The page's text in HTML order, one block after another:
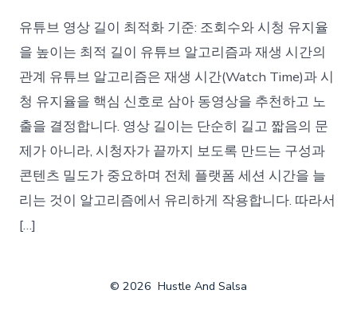
브
영
상
길
이
최
적
화
기
준
유튜브 영상 길이 최적화 기준: 조회수와 시청 유지율
을 높이는 최적 길이 유튜브 알고리즘과 재생 시간의
관계 유튜브 알고리즘은 재생 시간(Watch Time)과 시
청 유지율을 핵심 신호로 삼아 동영상을 추천하고 노
출을 결정합니다. 영상 길이는 단순히 길고 짧음의 문
제가 아니라, 시청자가 끝까지 보도록 만드는 구성과
콘텐츠 밀도가 중요하며 전체 플랫폼 세션 시간을 늘
리는 것이 알고리즘에서 유리하게 작용합니다. 따라서
[…]
© 2026 Hustle And Salsa